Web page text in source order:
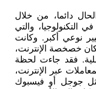
دائما، من خلال
في التكنولوجيا، والتي
نوعي أكبر. وكانت
خصخصة الإنترنت،
فقد جاءت لحظة
عبر الإنترنت،
جوجل أو فيسبوك